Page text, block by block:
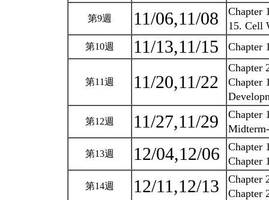
第9週 11/06,11/08
Chapter
15. Cell
第10週 11/13,11/15 Chapter
第11週 11/20,11/22
Chapter
Chapter
第12週 11/27,11/29
Chapter
第13週 12/04,12/06
Chapter
Chapter
第14週 12/11,12/13
Chapter
Chapter